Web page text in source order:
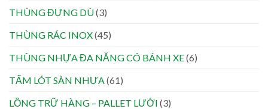
THÙNG ĐỰNG DÙ(3)
THÙNG RÁC INOX(45)
THÙNG NHỰA ĐA NĂNG CÓ BÁNH XE(6)
TẤM LÓT SÀN NHỰA(61)
LỒNG TRỮ HÀNG – PALLET LƯỚI (3)